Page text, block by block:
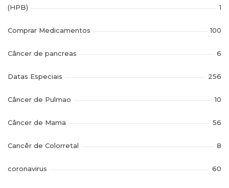
(HPB) 1
Comprar Medicamentos 100
Câncer de pancreas 6
Datas Especiais 256
Câncer de Pulmao 10
Câncer de Mama 56
Cancêr de Colorretal 8
coronavirus 60